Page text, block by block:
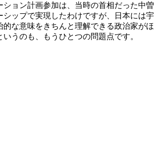
ション計画参加は、当時の首相だった中曽
シップで実現したわけですが、日本には宇
的な意味をきちんと理解できる政治家がほ
うのも、もうひとつの問題点です。